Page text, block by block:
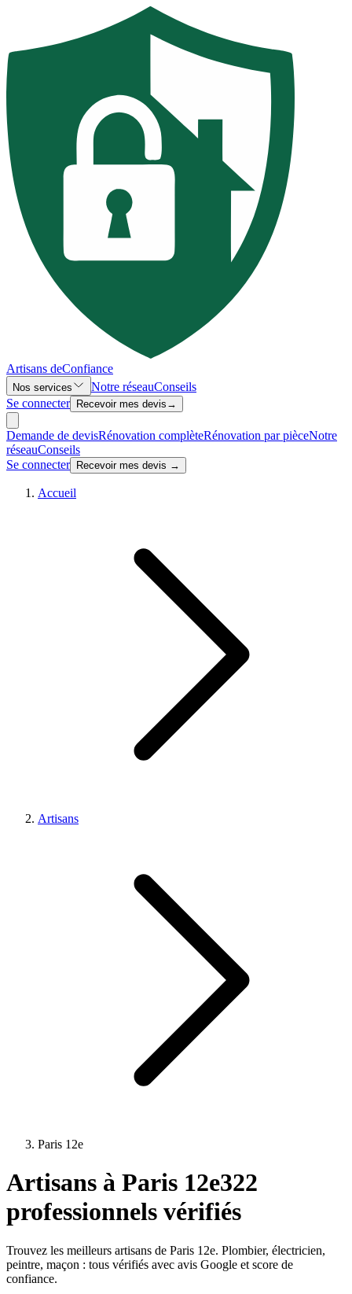
Artisans deConfiance
Nos services Notre réseauConseils
Se connecter
Recevoir mes devis →
Demande de devisRénovation complèteRénovation par pièceNotre
réseauConseils
Se connecter
Recevoir mes devis →
Accueil
Artisans
Paris 12e
Artisans à Paris 12e322
professionnels vérifiés
Trouvez les meilleurs artisans de Paris 12e. Plombier, électricien,
peintre, maçon : tous vérifiés avec avis Google et score de
confiance.